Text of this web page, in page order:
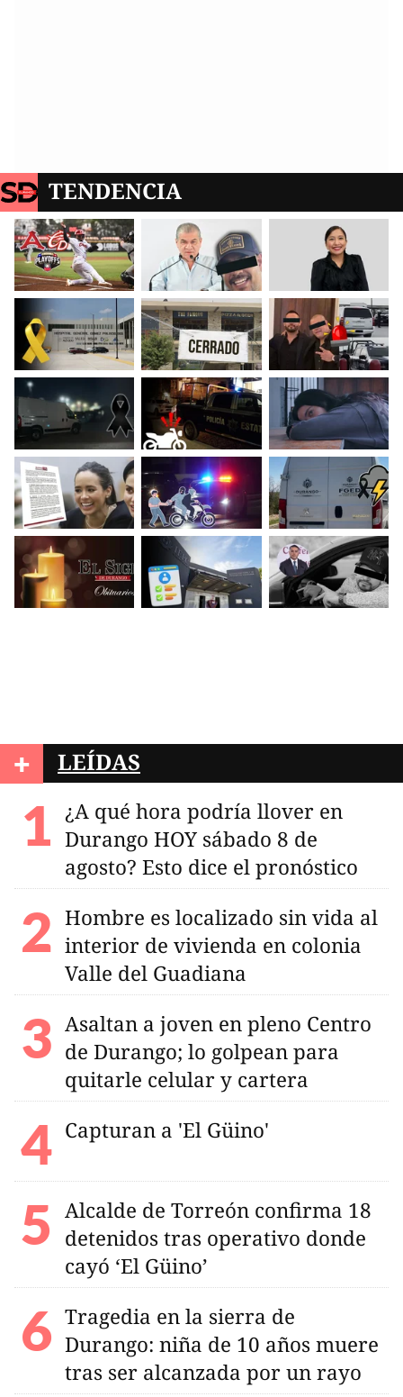
TENDENCIA
+ LEÍDAS
¿A qué hora podría llover en
Durango HOY sábado 8 de
agosto? Esto dice el pronóstico
Hombre es localizado sin vida al
interior de vivienda en colonia
Valle del Guadiana
Asaltan a joven en pleno Centro
de Durango; lo golpean para
quitarle celular y cartera
Capturan a 'El Güino'
Alcalde de Torreón confirma 18
detenidos tras operativo donde
cayó ‘El Güino’
Tragedia en la sierra de
Durango: niña de 10 años muere
tras ser alcanzada por un rayo